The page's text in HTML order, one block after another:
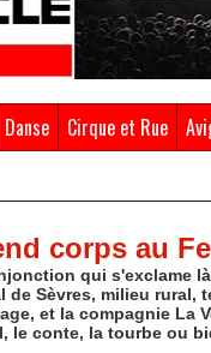
Danse Cirque et Rue
corps au
qui s'exclame
de Sèvres, milieu
et la compagnie
le conte, la tourbe ou